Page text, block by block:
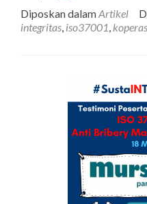
ISO
37001
Manajemen
Penyuapan
Koperasi
Diposkan dalamArtikel
integritas, iso37001,